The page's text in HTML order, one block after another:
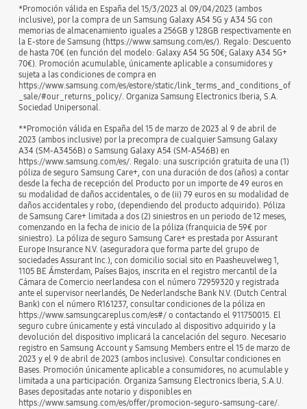
*Promoción válida en España del 15/3/2023 al 09/04/2023 (ambos
inclusive), por la compra de un Samsung Galaxy A54 5G y A34 5G con
memorias de almacenamiento iguales a 256GB y 128GB respectivamente en
la E-store de Samsung (https://www.samsung.com/es/). Regalo: Descuento
de hasta 70€ (en función del modelo: Galaxy A54 5G 50€; Galaxy A34 5G+
70€). Promoción acumulable, únicamente aplicable a consumidores y
sujeta a las condiciones de compra en
https://www.samsung.com/es/estore/static/link_terms_and_conditions_of
_sale/#our_returns_policy/. Organiza Samsung Electronics Iberia, S.A.
Sociedad Unipersonal.
**Promoción válida en España del 15 de marzo de 2023 al 9 de abril de
2023 (ambos inclusive) por la precompra de cualquier Samsung Galaxy
A34 (SM-A3456B) o Samsung Galaxy A54 (SM-A546B) en
https://www.samsung.com/es/. Regalo: una suscripción gratuita de una (1)
póliza de seguro Samsung Care+, con una duración de dos (años) a contar
desde la fecha de recepción del Producto por un importe de 49 euros en
su modalidad de daños accidentales, o de (ii) 79 euros en su modalidad de
daños accidentales y robo, (dependiendo del producto adquirido). Póliza
de Samsung Care+ limitada a dos (2) siniestros en un periodo de 12 meses,
comenzando en la fecha de inicio de la póliza (franquicia de 59€ por
siniestro). La póliza de seguro Samsung Care+ es prestada por Assurant
Europe Insurance N.V. (aseguradora que forma parte del grupo de
sociedades Assurant Inc.), con domicilio social sito en Paasheuvelweg 1,
1105 BE Ámsterdam, Países Bajos, inscrita en el registro mercantil de la
Cámara de Comercio neerlandesa con el número 72959320 y registrada
ante el supervisor neerlandés, De Nederlandsche Bank N.V. (Dutch Central
Bank) con el número R161237, consultar condiciones de la póliza en
https://www.samsungcareplus.com/es#/ o contactando el 911750015. El
seguro cubre únicamente y está vinculado al dispositivo adquirido y la
devolución del dispositivo implicará la cancelación del seguro. Necesario
registro en Samsung Account y Samsung Members entre el 15 de marzo de
2023 y el 9 de abril de 2023 (ambos inclusive). Consultar condiciones en
Bases. Promoción únicamente aplicable a consumidores, no acumulable y
limitada a una participación. Organiza Samsung Electronics Iberia, S.A.U.
Bases depositadas ante notario y disponibles en
https://www.samsung.com/es/offer/promocion-seguro-samsung-care/.